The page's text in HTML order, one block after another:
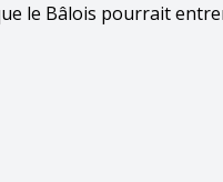
le Bâlois pourrait